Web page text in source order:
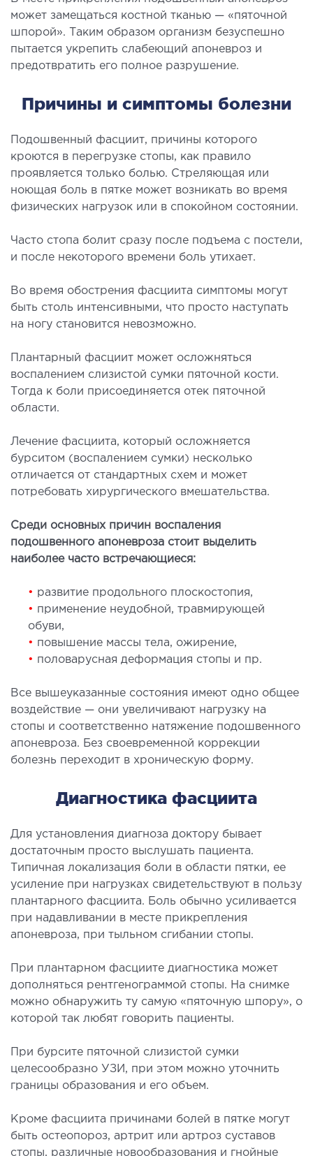
стационар
интенсивной терапии
транспортировка в Киеве и
сосудов
диагностика
РЕЗОНАНСНАЯ
(МРТ)
органов
желез с имплантами и без
нейрохирургии
РЕАБИЛИТОЛОГИЯ
лечения
хирургия
И ОРТОПЕДИЯ
опорно-двигательного аппарата
(травматологический пункт)
И ЭФФЕРЕНТНАЯ
и гемосорбция
услуги
может замещаться костной тканью — «пяточной
шпорой». Таким образом организм безуспешно
пытается укрепить слабеющий апоневроз и
предотвратить его полное разрушение.
Причины и симптомы болезни
Подошвенный фасциит, причины которого
кроются в перегрузке стопы, как правило
проявляется только болью. Стреляющая или
ноющая боль в пятке может возникать во время
физических нагрузок или в спокойном состоянии.
Часто стопа болит сразу после подъема с постели,
и после некоторого времени боль утихает.
Во время обострения фасциита симптомы могут
быть столь интенсивными, что просто наступать
на ногу становится невозможно.
Плантарный фасциит может осложняться
воспалением слизистой сумки пяточной кости.
Тогда к боли присоединяется отек пяточной
области.
Лечение фасциита, который осложняется
бурситом (воспалением сумки) несколько
отличается от стандартных схем и может
потребовать хирургического вмешательства.
Среди основных причин воспаления
подошвенного апоневроза стоит выделить
наиболее часто встречающиеся:
• развитие продольного плоскостопия,
• применение неудобной, травмирующей
обуви,
• повышение массы тела, ожирение,
• половарусная деформация стопы и пр.
Все вышеуказанные состояния имеют одно общее
воздействие — они увеличивают нагрузку на
стопы и соответственно натяжение подошвенного
апоневроза. Без своевременной коррекции
болезнь переходит в хроническую форму.
Диагностика фасциита
Для установления диагноза доктору бывает
достаточным просто выслушать пациента.
Типичная локализация боли в области пятки, ее
усиление при нагрузках свидетельствуют в пользу
плантарного фасциита. Боль обычно усиливается
при надавливании в месте прикрепления
апоневроза, при тыльном сгибании стопы.
При плантарном фасциите диагностика может
дополняться рентгенограммой стопы. На снимке
можно обнаружить ту самую «пяточную шпору», о
которой так любят говорить пациенты.
При бурсите пяточной слизистой сумки
целесообразно УЗИ, при этом можно уточнить
границы образования и его объем.
Кроме фасциита причинами болей в пятке могут
быть остеопороз, артрит или артроз суставов
стопы, различные новообразования и гнойные